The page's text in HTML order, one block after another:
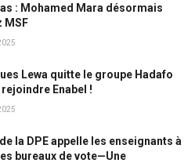
: Mohamed Mara désormais
MSF
Lewa quitte le groupe Hadafo
Enabel !
la DPE appelle les enseignants à
bureaux de vote—Une